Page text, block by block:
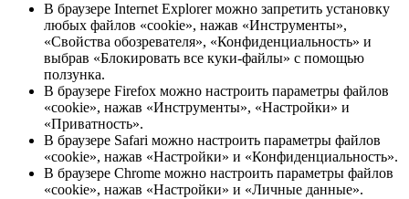
В браузере Internet Explorer можно запретить установку
любых файлов «cookie», нажав «Инструменты»,
«Свойства обозревателя», «Конфиденциальность» и
выбрав «Блокировать все куки-файлы» с помощью
ползунка.
В браузере Firefox можно настроить параметры файлов
«cookie», нажав «Инструменты», «Настройки» и
«Приватность».
В браузере Safari можно настроить параметры файлов
«cookie», нажав «Настройки» и «Конфиденциальность».
В браузере Chrome можно настроить параметры файлов
«cookie», нажав «Настройки» и «Личные данные».